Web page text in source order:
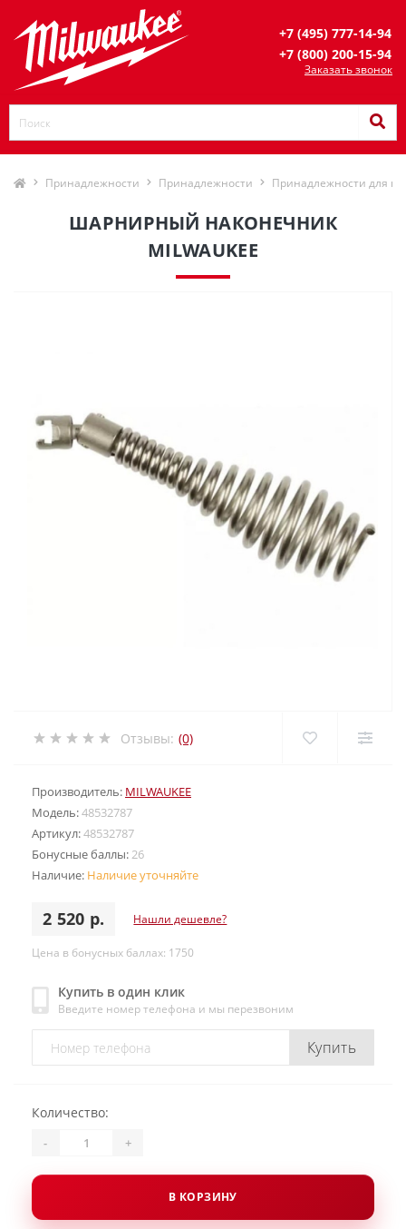
+7 (495) 777-14-94
+7 (800) 200-15-94
Заказать звонок
Принадлежности Принадлежности Принадлежности для
ШАРНИРНЫЙ НАКОНЕЧНИК
MILWAUKEE
Отзывы: (0)
Производитель: MILWAUKEE
Модель:48532787
Артикул:48532787
Бонусные баллы:26
Наличие: Наличие уточняйте
2 520 р. Нашли дешевле?
Цена в бонусных баллах: 1750
Купить в один клик
Введите номер телефона и мы перезвоним
Купить
Количество:
- +
В КОРЗИНУ